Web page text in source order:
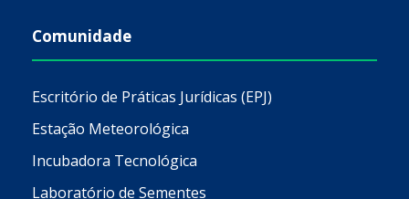
Comunidade
Escritório de Práticas Jurídicas (EPJ)
Estação Meteorológica
Incubadora Tecnológica
Laboratório de Sementes